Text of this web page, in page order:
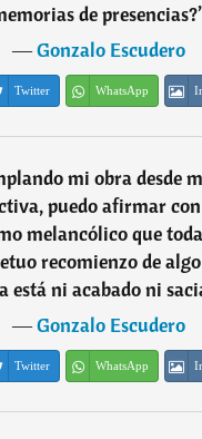
de presencias?
―Gonzalo Escudero
Twitter WhatsApp
mi obra desde
puedo afirmar
melancólico que
recomienzo de
está ni acabado ni
―Gonzalo Escudero
Twitter WhatsApp